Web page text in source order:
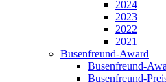
2024
2023
2022
2021
Busenfreund-Award
Busenfreund-
Busenfreund-